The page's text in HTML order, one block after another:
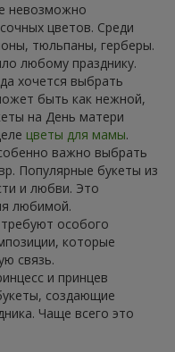
невозможно
цветов. Среди
тюльпаны, герберы.
любому празднику.
хочется выбрать
быть как нежной,
на День матери
цветы для мамы.
важно выбрать
Популярные букеты из
и любви. Это
любимой.
особого
которые
связь.
и принцев
создающие
Чаще всего это